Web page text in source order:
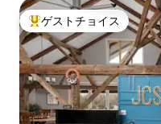
大好評のゲストチョイス
ゲストチョイス